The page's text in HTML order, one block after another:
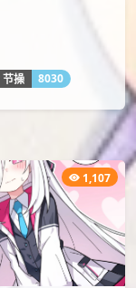
节操 8030
1,107